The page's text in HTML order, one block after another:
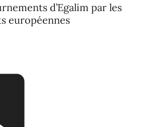
d’Egalim par les
européennes